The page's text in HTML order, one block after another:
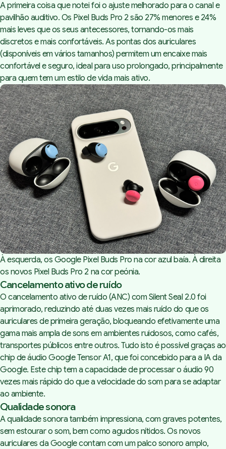
Cancelamento ativo de ruído
Qualidade sonora
Gemini Live: para quando em
Portugal?
Autonomia dos Pixel Buds Pro
2
Os Pixel Buds Pro 2 têm
resistência à água e ao suor
com a seguinte certificação:
Estão disponíveis por 249 €
nas seguintes cores:
A primeira coisa que notei foi o ajuste melhorado para o canal e
pavilhão auditivo. Os Pixel Buds Pro 2 são 27% menores e 24%
mais leves que os seus antecessores, tornando-os mais
discretos e mais confortáveis. As pontas dos auriculares
(disponíveis em vários tamanhos) permitem um encaixe mais
confortável e seguro, ideal para uso prolongado, principalmente
para quem tem um estilo de vida mais ativo.
À esquerda, os Google Pixel Buds Pro na cor azul baía. À direita
os novos Pixel Buds Pro 2 na cor peónia.
Cancelamento ativo de ruído
O cancelamento ativo de ruído (ANC) com Silent Seal 2.0 foi
aprimorado, reduzindo até duas vezes mais ruído do que os
auriculares de primeira geração, bloqueando efetivamente uma
gama mais ampla de sons em ambientes ruidosos, como cafés,
transportes públicos entre outros. Tudo isto é possível graças ao
chip de áudio Google Tensor A1, que foi concebido para a IA da
Google. Este chip tem a capacidade de processar o áudio 90
vezes mais rápido do que a velocidade do som para se adaptar
ao ambiente.
Qualidade sonora
A qualidade sonora também impressiona, com graves potentes,
sem estourar o som, bem como agudos nítidos. Os novos
auriculares da Google contam com um palco sonoro amplo,